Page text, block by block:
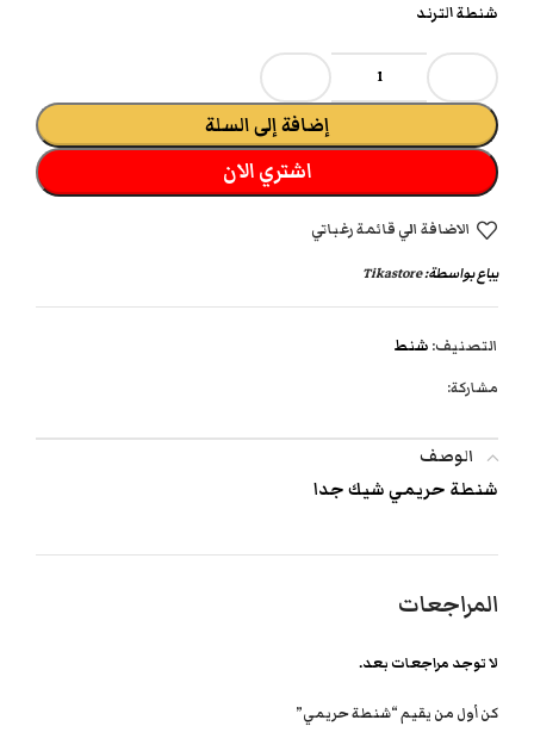
شنطة الترند
إضافة إلى السلة
اشتري الان
الاضافة الي قائمة رغباتي
يباع بواسطة:Tikastore
التصنيف: شنط
مشاركة:
الوصف
شنطة حريمي شيك جدا
المراجعات
لا توجد مراجعات بعد.
كن أول من يقيم “شنطة حريمي”